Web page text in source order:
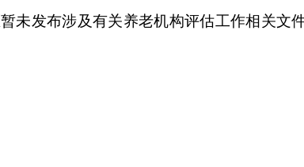
发布涉及有关养老机构评估工作相关文